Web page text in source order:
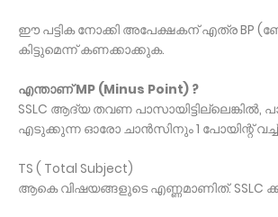
ഈ പട്ടിക നോക്കി അപേക്ഷകന് എത്ര BP
കിട്ടുമെന്ന് കണക്കാക്കുക.
എന്താണ് MP (Minus Point) ?
SSLC ആദ്യ തവണ പാസായിട്ടില്ലെങ്കിൽ,
എടുക്കുന്ന ഓരോ ചാൻസിനും 1 പോയിന്റ്
TS ( Total Subject)
ആകെ വിഷയങ്ങളുടെ എണ്ണമാണിത്. SSLC